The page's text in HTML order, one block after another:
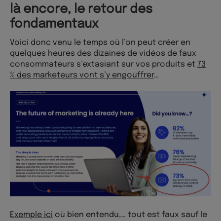
là encore, le retour des
fondamentaux
Voici donc venu le temps où l’on peut créer en
quelques heures des dizaines de vidéos de faux
consommateurs s’extasiant sur vos produits et 73
% des marketeurs vont s’y engouffrer…
Exemple ici où bien entendu,… tout est faux sauf le